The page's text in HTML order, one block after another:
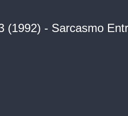
(1992) - Sarcasmo